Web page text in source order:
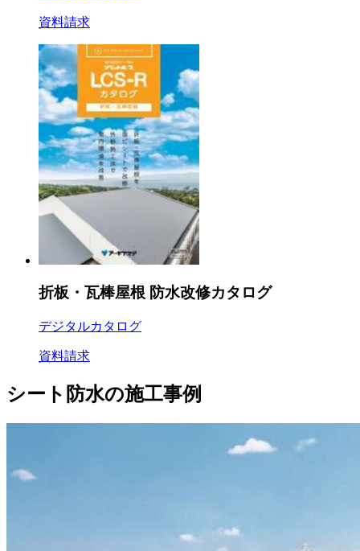
資料請求
折板・瓦棒屋根 防水改修カタログ
デジタルカタログ
資料請求
シート防水の施工事例